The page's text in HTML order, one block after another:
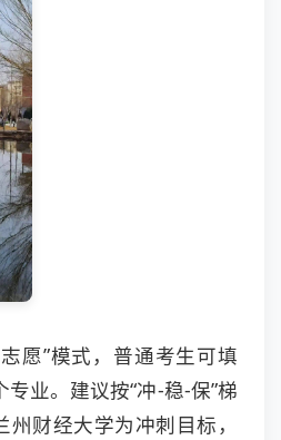
愿”模式，普通考生可填
业。建议按“冲-稳-保”梯
财经大学为冲刺目标，